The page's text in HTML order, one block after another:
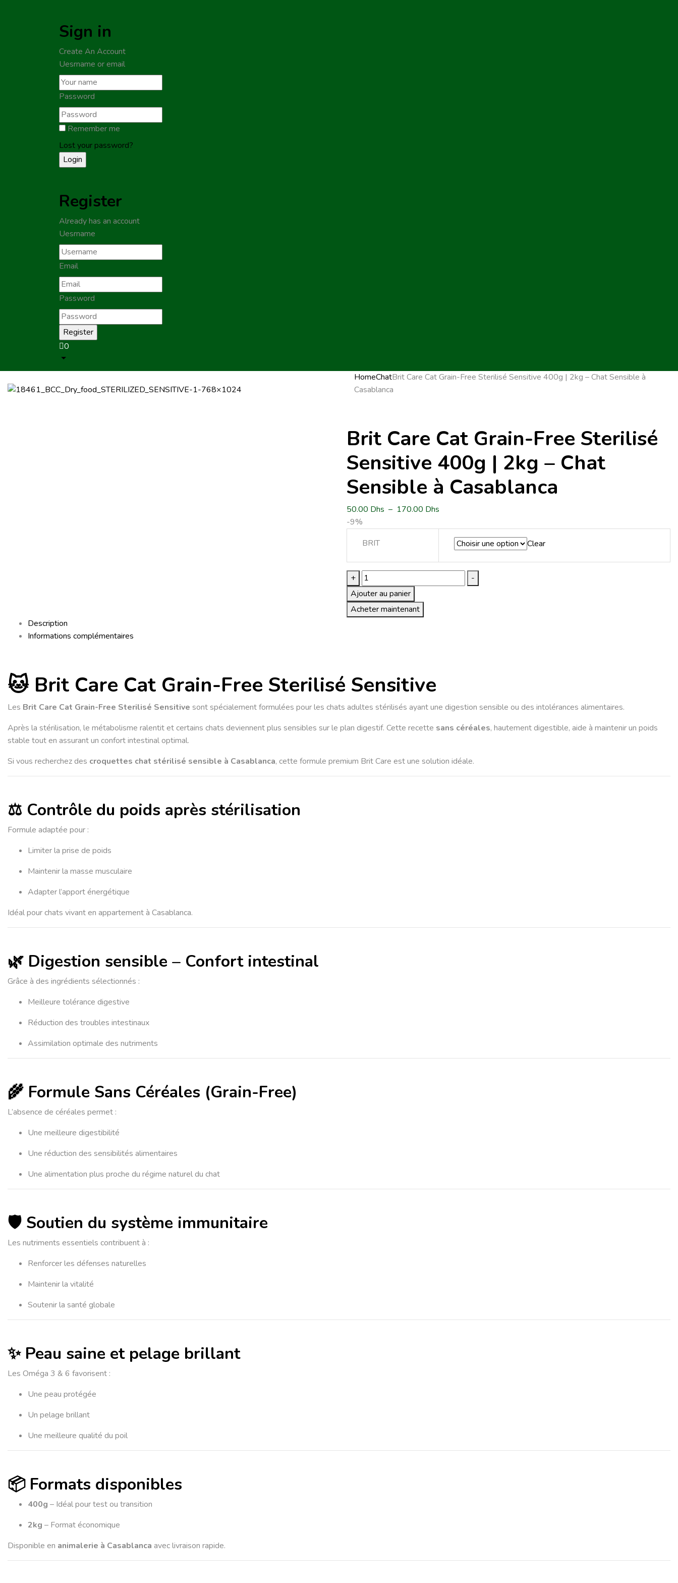
Sign in
Create An Account
Uesrname or email
Password
Remember me
Lost your password?
Register
Already has an account
Uesrname
Email
Password
0
HomeChatBrit Care Cat Grain-Free Sterilisé Sensitive 400g | 2kg – Chat Sensible à
Casablanca
Brit Care Cat Grain-Free Sterilisé
Sensitive 400g | 2kg – Chat
Sensible à Casablanca
50.00 Dhs – 170.00 Dhs
prix :
50.00 Dhs
à
170.00 Dhs
-9%
BRIT
Clear
+
quantité
de
Brit
Care
Sensitive
400g
|
–
à
Casablanca
-
Ajouter au panier
Acheter maintenant
Description
Informations complémentaires
🐱 Brit Care Cat Grain-Free Sterilisé Sensitive
Les Brit Care Cat Grain-Free Sterilisé Sensitive sont spécialement formulées pour les chats adultes stérilisés ayant une digestion sensible ou des intolérances alimentaires.
Après la stérilisation, le métabolisme ralentit et certains chats deviennent plus sensibles sur le plan digestif. Cette recette sans céréales, hautement digestible, aide à maintenir un poids
stable tout en assurant un confort intestinal optimal.
Si vous recherchez des croquettes chat stérilisé sensible à Casablanca, cette formule premium Brit Care est une solution idéale.
⚖️ Contrôle du poids après stérilisation
Formule adaptée pour :
Limiter la prise de poids
Maintenir la masse musculaire
Adapter l’apport énergétique
Idéal pour chats vivant en appartement à Casablanca.
🌿 Digestion sensible – Confort intestinal
Grâce à des ingrédients sélectionnés :
Meilleure tolérance digestive
Réduction des troubles intestinaux
Assimilation optimale des nutriments
🌾 Formule Sans Céréales (Grain-Free)
L’absence de céréales permet :
Une meilleure digestibilité
Une réduction des sensibilités alimentaires
Une alimentation plus proche du régime naturel du chat
🛡️ Soutien du système immunitaire
Les nutriments essentiels contribuent à :
Renforcer les défenses naturelles
Maintenir la vitalité
Soutenir la santé globale
✨ Peau saine et pelage brillant
Les Oméga 3 & 6 favorisent :
Une peau protégée
Un pelage brillant
Une meilleure qualité du poil
📦 Formats disponibles
400g – Idéal pour test ou transition
2kg – Format économique
Disponible en animalerie à Casablanca avec livraison rapide.